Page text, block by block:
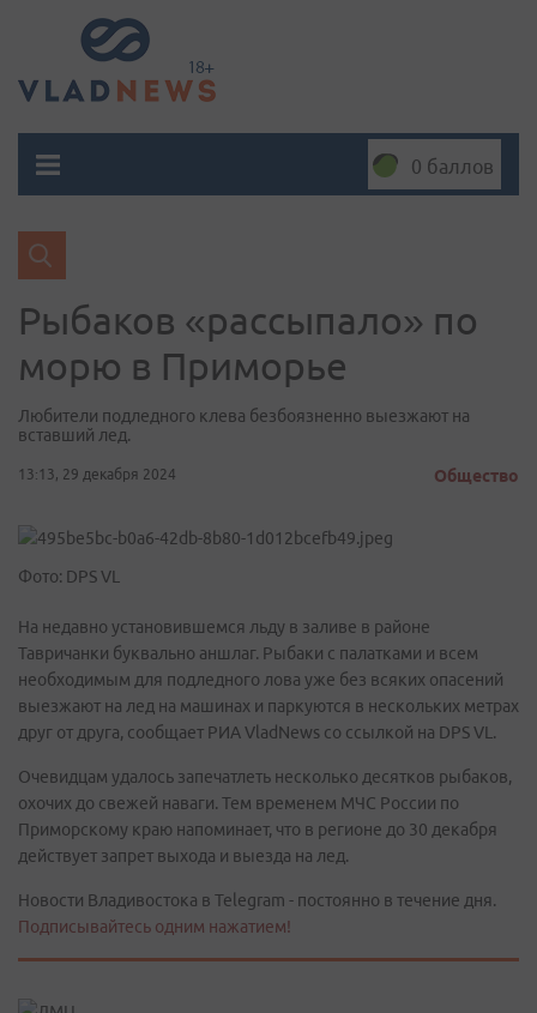
0 баллов
Рыбаков «рассыпало» по
морю в Приморье
Любители подледного клева безбоязненно выезжают на
вставший лед.
13:13, 29 декабря 2024 Общество
Фото: DPS VL
На недавно установившемся льду в заливе в районе
Тавричанки буквально аншлаг. Рыбаки с палатками и всем
необходимым для подледного лова уже без всяких опасений
выезжают на лед на машинах и паркуются в нескольких метрах
друг от друга, сообщает РИА VladNews со ссылкой на DPS VL.
Очевидцам удалось запечатлеть несколько десятков рыбаков,
охочих до свежей наваги. Тем временем МЧС России по
Приморскому краю напоминает, что в регионе до 30 декабря
действует запрет выхода и выезда на лед.
Новости Владивостока в Telegram - постоянно в течение дня.
Подписывайтесь одним нажатием!